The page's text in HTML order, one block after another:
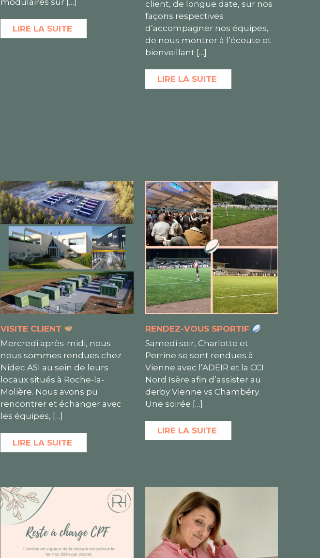
LIRE LA SUITE
client, de longue date, sur nos
façons respectives
d’accompagner nos équipes,
de nous montrer à l’écoute et
bienveillant […]
LIRE LA SUITE
VISITE CLIENT
Mercredi après-midi, nous
nous sommes rendues chez
Nidec ASI au sein de leurs
locaux situés à Roche-la-
Molière. Nous avons pu
rencontrer et échanger avec
les équipes, […]
LIRE LA SUITE
RENDEZ-VOUS SPORTIF
Samedi soir, Charlotte et
Perrine se sont rendues à
Vienne avec l’ADEIR et la CCI
Nord Isère afin d’assister au
derby Vienne vs Chambéry.
Une soirée […]
LIRE LA SUITE